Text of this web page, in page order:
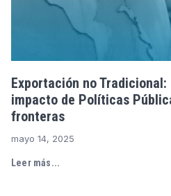
Exportación no
impacto de Políticas
fronteras
mayo 14, 2025
Leer más...